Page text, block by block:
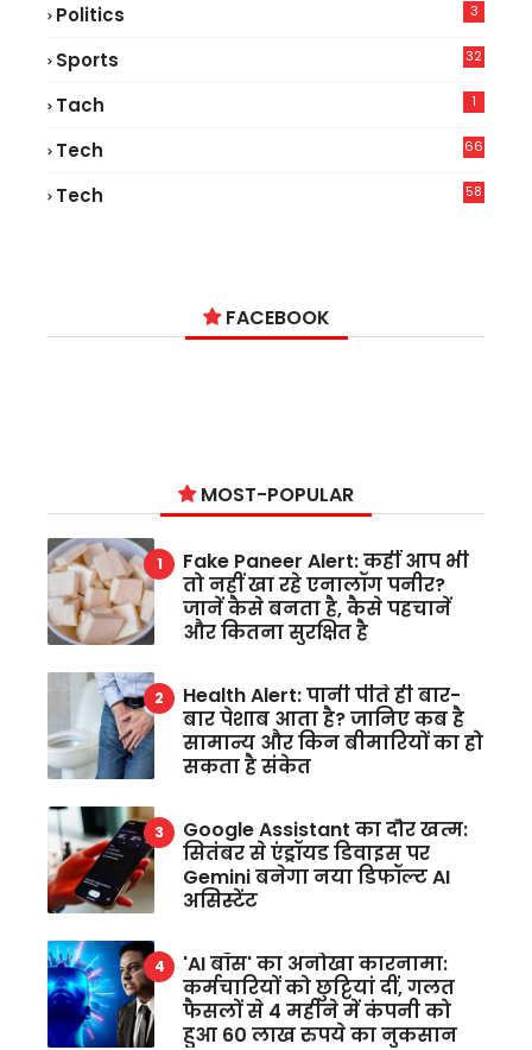
Politics 3
Sports 32
Tach 1
Tech
66
Tech
58
FACEBOOK
MOST-POPULAR
Fake Paneer Alert: कहीं आप भी
तो नहीं खा रहे एनालॉग पनीर?
जानें कैसे बनता है, कैसे पहचानें
और कितना सुरक्षित है
Health Alert: पानी पीते ही बार-
बार पेशाब आता है? जानिए कब है
सामान्य और किन बीमारियों का हो
सकता है संकेत
Google Assistant का दौर खत्म:
सितंबर से एंड्रॉयड डिवाइस पर
Gemini बनेगा नया डिफॉल्ट AI
असिस्टेंट
'AI बॉस' का अनोखा कारनामा:
कर्मचारियों को छुट्टियां दीं, गलत
फैसलों से 4 महीने में कंपनी को
हुआ 60 लाख रुपये का नुकसान